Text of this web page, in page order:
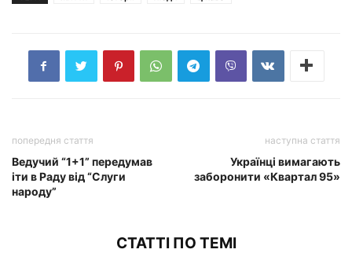
попередня стаття
Ведучий “1+1” передумав
іти в Раду від “Слуги
народу”
наступна стаття
Українці вимагають
заборонити «Квартал 95»
СТАТТІ ПО ТЕМІ